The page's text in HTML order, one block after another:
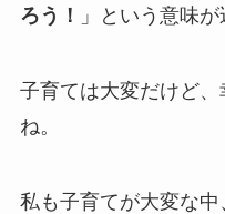
ろう！
」という意味が
子育ては大変だけど
ね。
私も子育てが大変な